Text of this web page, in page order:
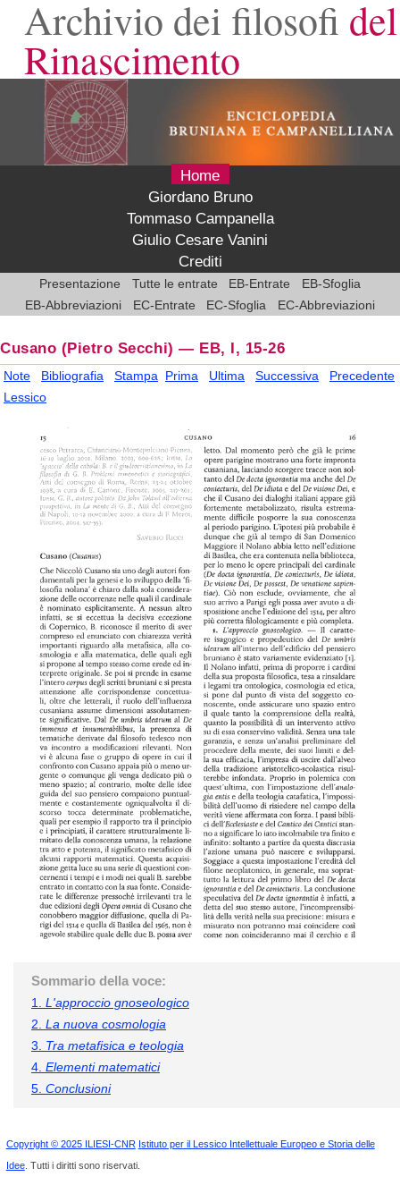
Archivio dei filosofi del
Rinascimento
Home
Giordano Bruno
Tommaso Campanella
Giulio Cesare Vanini
Crediti
Presentazione Tutte le entrate EB-Entrate
EB-Sfoglia
EB-Abbreviazioni
EC-Entrate EC-Sfoglia EC-Abbreviazioni
Cusano (Pietro Secchi) — EB, I, 15-26
Note Bibliografia Stampa Prima Ultima Successiva
Precedente
Lessico
Sommario della voce:
1. L'approccio gnoseologico
2. La nuova cosmologia
3. Tra metafisica e teologia
4. Elementi matematici
5. Conclusioni
Copyright © 2025 ILIESI-CNR Istituto per il Lessico Intellettuale Europeo e Storia delle
Idee. Tutti i diritti sono riservati.